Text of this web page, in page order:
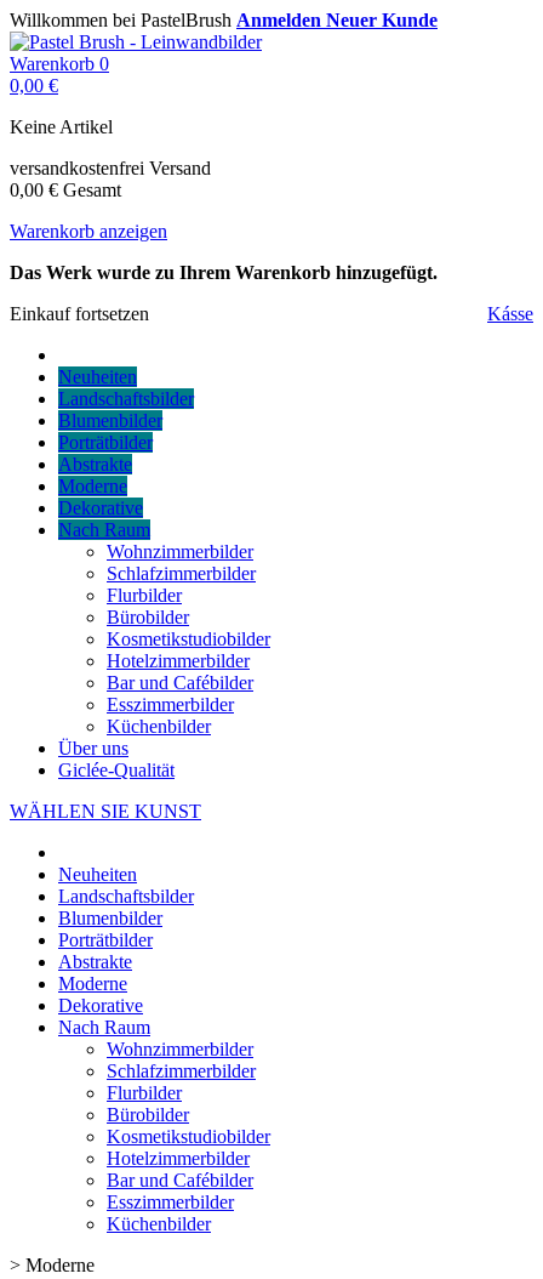
Willkommen bei PastelBrush Anmelden Neuer Kunde
Warenkorb 0
0,00 €
Keine Artikel
versandkostenfrei Versand
0,00 € Gesamt
Warenkorb anzeigen
Das Werk wurde zu Ihrem Warenkorb hinzugefügt.
Einkauf fortsetzen
Kásse
Neuheiten
Landschaftsbilder
Blumenbilder
Porträtbilder
Abstrakte
Moderne
Dekorative
Nach Raum
Wohnzimmerbilder
Schlafzimmerbilder
Flurbilder
Bürobilder
Kosmetikstudiobilder
Hotelzimmerbilder
Bar und Cafébilder
Esszimmerbilder
Küchenbilder
Über uns
Giclée-Qualität
WÄHLEN SIE KUNST
Neuheiten
Landschaftsbilder
Blumenbilder
Porträtbilder
Abstrakte
Moderne
Dekorative
Nach Raum
Wohnzimmerbilder
Schlafzimmerbilder
Flurbilder
Bürobilder
Kosmetikstudiobilder
Hotelzimmerbilder
Bar und Cafébilder
Esszimmerbilder
Küchenbilder
> Moderne